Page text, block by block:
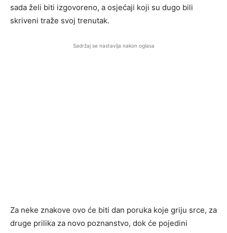
sada želi biti izgovoreno, a osjećaji koji su dugo bili
skriveni traže svoj trenutak.
Sadržaj se nastavlja nakon oglasa
Za neke znakove ovo će biti dan poruka koje griju srce, za
druge prilika za novo poznanstvo, dok će pojedini